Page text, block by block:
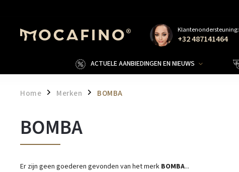
Klantenondersteuning:
+32 487141464
ACTUELE AANBIEDINGEN EN NIEUWS
Home / Merken / BOMBA
BOMBA
Er zijn geen goederen gevonden van het merk BOMBA...